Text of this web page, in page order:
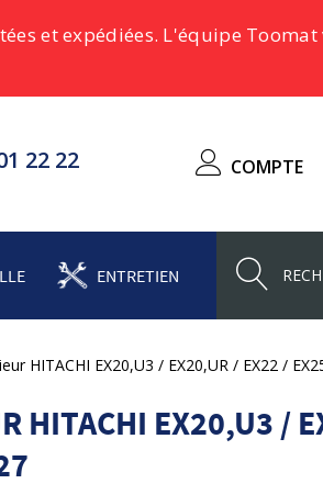
et expédiées. L'équipe
22 22 COMPTE
ENTRETIEN
HITACHI EX20,U3 / EX20,UR / EX22 /
HITACHI EX20,U3 /